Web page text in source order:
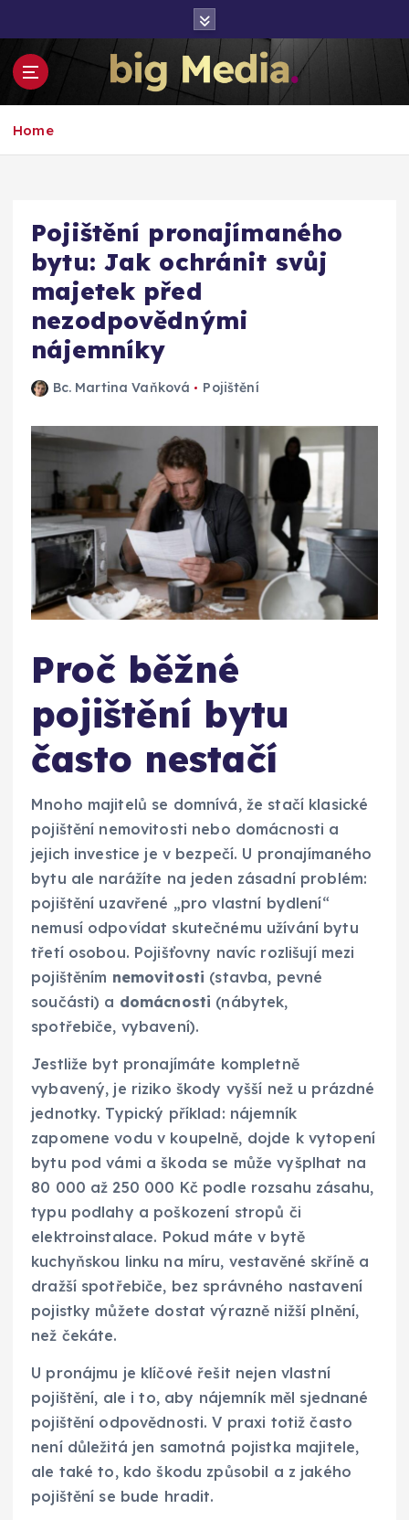
o
Inspirace pro mediální růst a podnikání
Home
Pojištění pronajímaného
bytu: Jak ochránit svůj
majetek před
nezodpovědnými
nájemníky
Bc. Martina Vaňková Pojištění
Proč běžné
pojištění bytu
často nestačí
Mnoho majitelů se domnívá, že stačí klasické
pojištění nemovitosti nebo domácnosti a
jejich investice je v bezpečí. U pronajímaného
bytu ale narážíte na jeden zásadní problém:
pojištění uzavřené „pro vlastní bydlení“
nemusí odpovídat skutečnému užívání bytu
třetí osobou. Pojišťovny navíc rozlišují mezi
pojištěním nemovitosti (stavba, pevné
součásti) a domácnosti (nábytek,
spotřebiče, vybavení).
Jestliže byt pronajímáte kompletně
vybavený, je riziko škody vyšší než u prázdné
jednotky. Typický příklad: nájemník
zapomene vodu v koupelně, dojde k vytopení
bytu pod vámi a škoda se může vyšplhat na
80 000 až 250 000 Kč podle rozsahu zásahu,
typu podlahy a poškození stropů či
elektroinstalace. Pokud máte v bytě
kuchyňskou linku na míru, vestavěné skříně a
dražší spotřebiče, bez správného nastavení
pojistky můžete dostat výrazně nižší plnění,
než čekáte.
U pronájmu je klíčové řešit nejen vlastní
pojištění, ale i to, aby nájemník měl sjednané
pojištění odpovědnosti. V praxi totiž často
není důležitá jen samotná pojistka majitele,
ale také to, kdo škodu způsobil a z jakého
pojištění se bude hradit.